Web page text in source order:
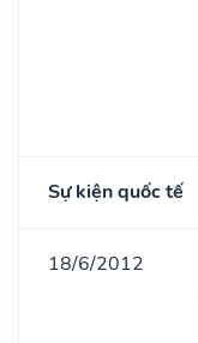
Sự kiện quốc tế
18/6/2012